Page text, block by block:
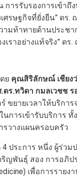
ารรับรองการเข้า
ศรษฐกิจที่ยั่งยืน” ด
มท้าทายด้านประช
ราอย่างแท้จริง” ดร
ย คุณสิริลักษณ์ เชียง
.ดร.ทวิดา กมลเวชช
ยายเวลาให้บริกา
ารเข้ารับบริการ
รวางแผนครอบครัว
ประการ หนึ่ง ผู้ร่ว
ญพันธุ์ สอง การอ
เพื่อการรา